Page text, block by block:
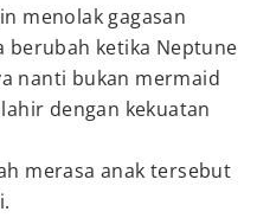
menolak gagasan
berubah ketika Neptune
nanti bukan mermaid
dengan kekuatan
merasa anak tersebut